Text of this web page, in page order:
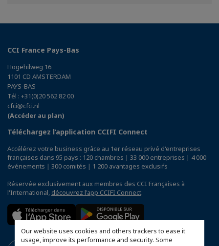
Our website uses cookies and others trackers to ease it
usage, improve its performance and security. Some
CCI France Pays-Bas
Hogehilweg 16
1101 CD AMSTERDAM
PAYS-BAS
Tél : +31(0)20 562 82 00
cfci@cfci.nl
(Accéder au plan)
Téléchargez l’application CCIFI Connect
Accélérez votre business grâce au 1er réseau privé d'entreprises
françaises dans 95 pays : 120 chambres | 33 000 entreprises | 4 000
événements | 300 comités | 1 200 avantages exclusifs
Réservée exclusivement aux membres des CCI Françaises à
l'International, découvrez l'app CCIFI Connect.